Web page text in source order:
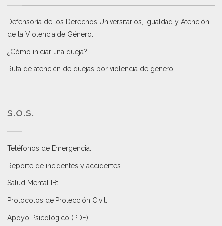
Defensoría de los Derechos Universitarios, Igualdad y Atención
de la Violencia de Género
¿Cómo iniciar una queja?
Ruta de atención de quejas por violencia de género
S.O.S.
Teléfonos de Emergencia.
Reporte de incidentes y accidentes
Salud Mental IBt
Protocolos de Protección Civil
Apoyo Psicológico (PDF)